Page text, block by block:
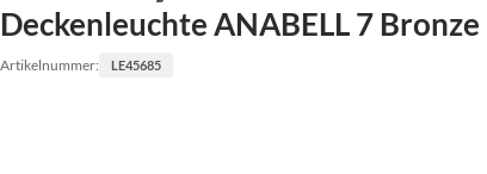
Deckenleuchte ANABELL 7
Artikelnummer: LE45685